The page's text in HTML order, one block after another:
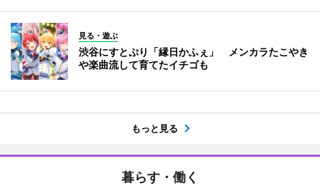
見る・遊ぶ
渋谷にすとぷり「縁日かふぇ」 メンカラたこやき
や楽曲流して育てたイチゴも
もっと見る
暮らす・働く